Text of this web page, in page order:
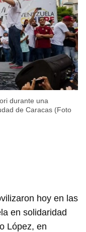
durante una
de Caracas (Foto
hoy en las
en solidaridad
López, en